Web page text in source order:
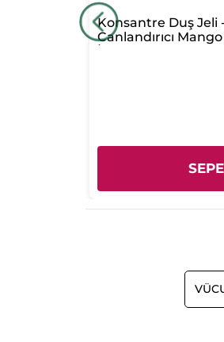
Konsantre Duş Jeli
Canlandırıcı